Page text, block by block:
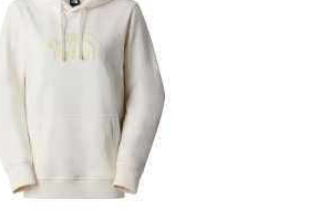
ZUR DETAILSEITE